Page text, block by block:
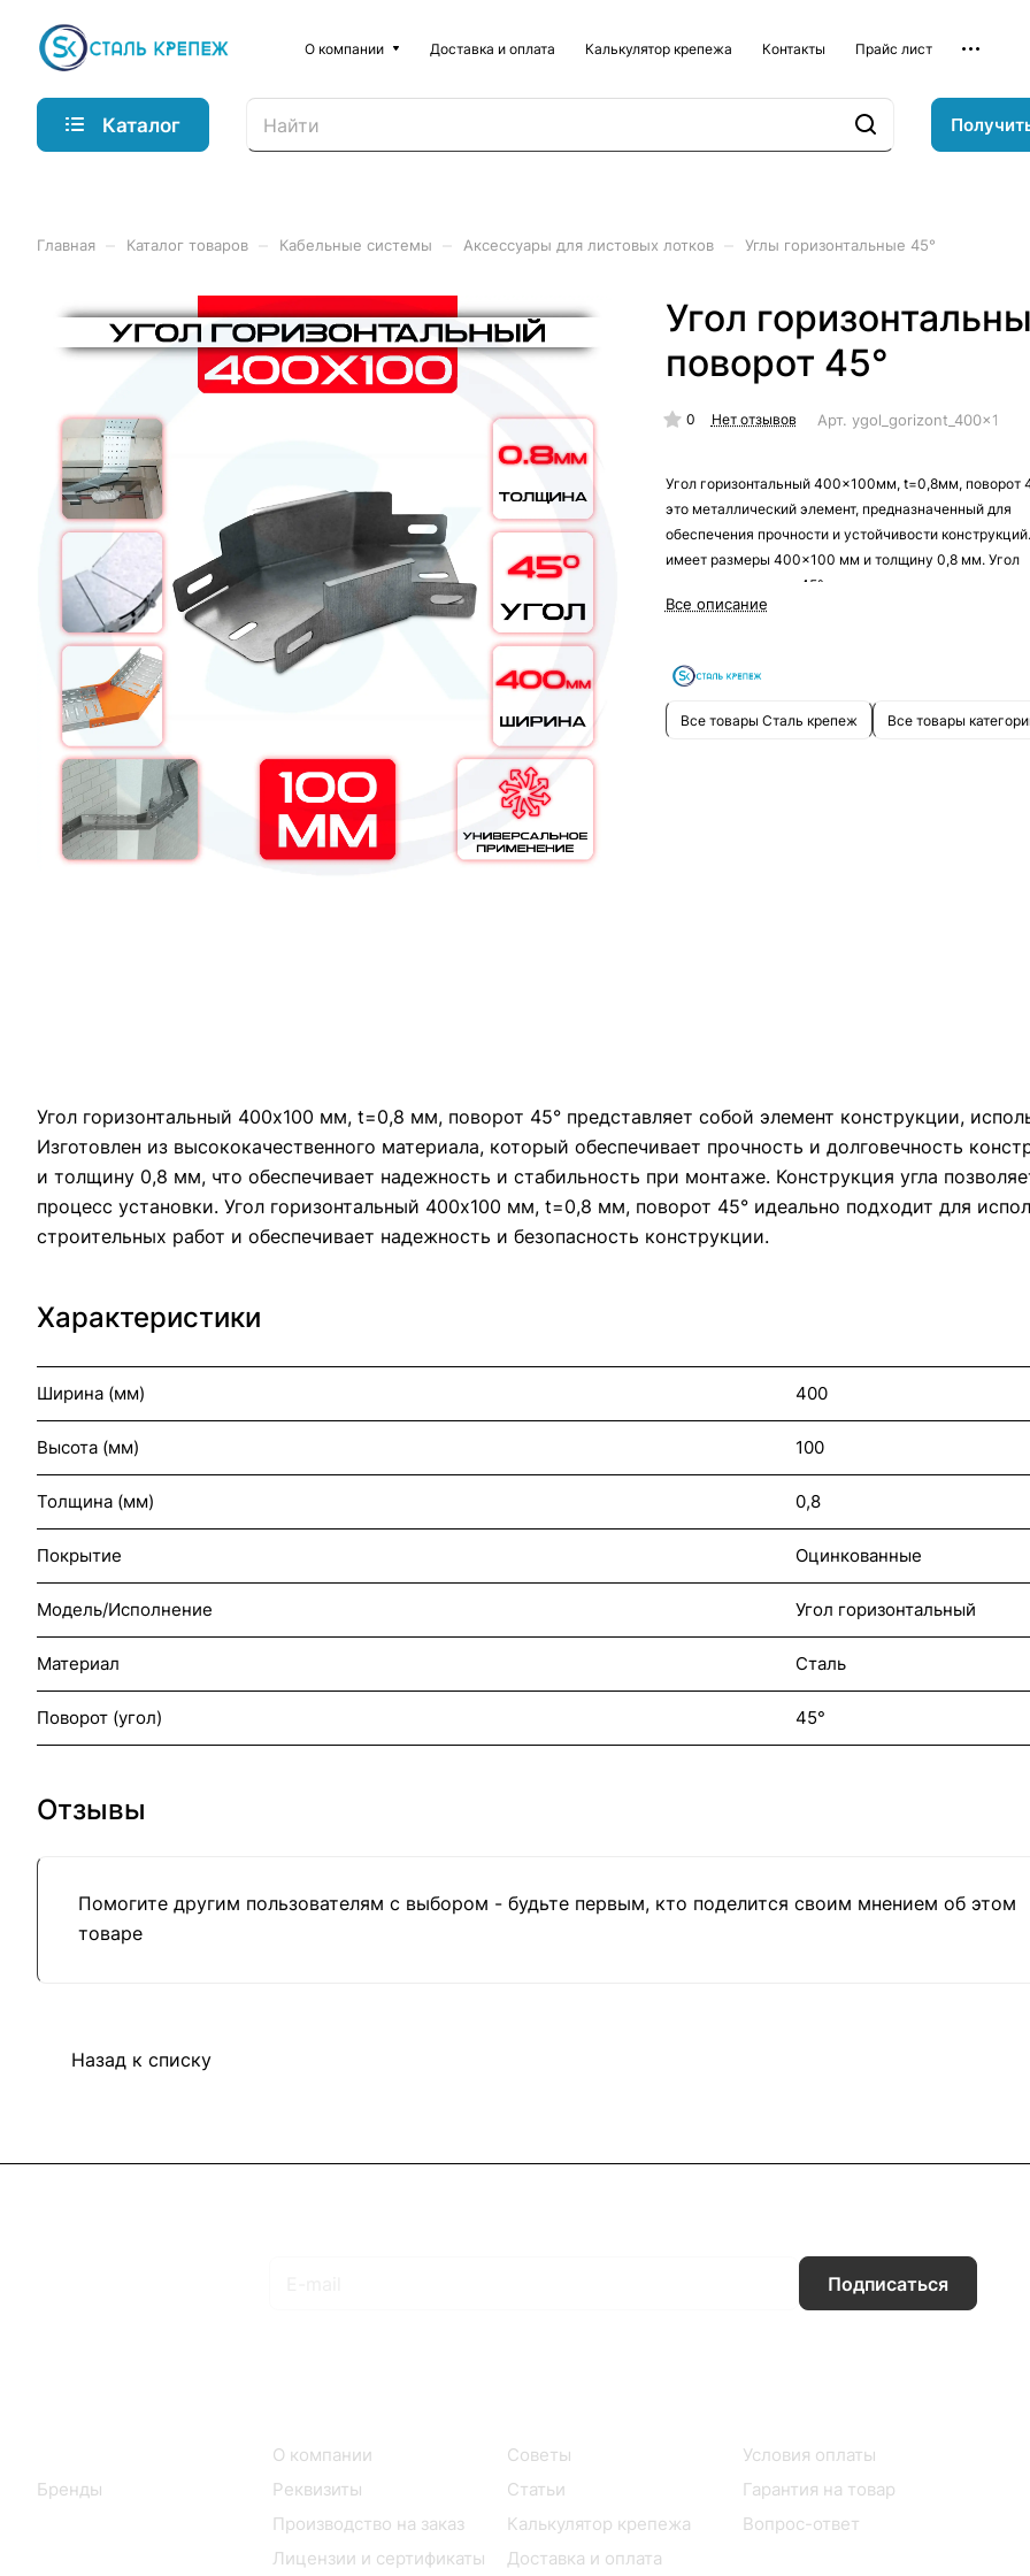
О компании Доставка и оплата Калькулятор крепежа Контакты Прайс лист
Каталог
Главная Каталог товаров Кабельные системы Аксессуары для листовых лотков Углы горизонтальные 45°
Угол
поворот 45°
0 Нет отзывов Арт.
Угол горизонтальный 400x100мм, t=0,8мм, поворот
это металлический элемент, предназначенный для
обеспечения прочности и устойчивости
имеет размеры 400x100 мм и толщину 0,8 мм. Угол
поворачивается на 45°, что позволяет его
для создания перегородок, строительных
Все описание
Все товары Сталь крепеж Все товары
Угол горизонтальный 400x100 мм, t=0,8 мм, поворот 45° представляет собой элемент конструкции,
Изготовлен из высококачественного материала, который обеспечивает прочность и долговечность
и толщину 0,8 мм, что обеспечивает надежность и стабильность при монтаже. Конструкция угла
процесс установки. Угол горизонтальный 400x100 мм, t=0,8 мм, поворот 45° идеально подходит для
строительных работ и обеспечивает надежность и безопасность конструкции.
Характеристики
Ширина (мм) 400
Высота (мм) 100
Толщина (мм) 0,8
Покрытие Оцинкованные
Модель/Исполнение Угол горизонтальный
Материал Сталь
Поворот (угол) 45°
Отзывы
Помогите другим пользователям с выбором - будьте первым, кто поделится своим мнением об этом
товаре
Назад к списку
Подписаться
Бренды
О компании
Реквизиты
Производство на заказ
Лицензии и сертификаты
Советы
Статьи
Калькулятор крепежа
Доставка и оплата
Условия оплаты
Гарантия на товар
Вопрос-ответ